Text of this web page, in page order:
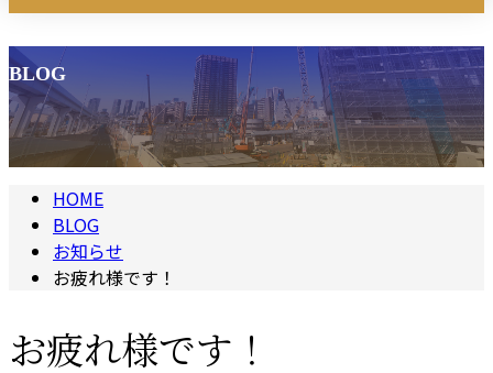
BLOG
HOME
BLOG
お知らせ
お疲れ様です！
お疲れ様です！